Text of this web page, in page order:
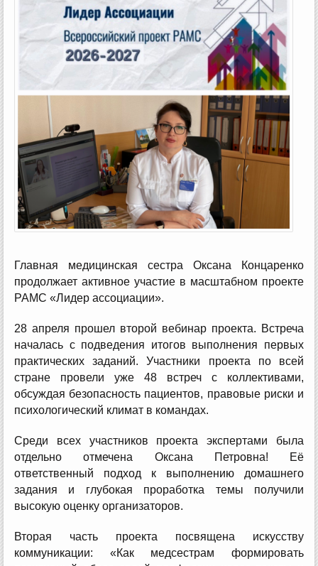
Главная медицинская сестра Оксана Концаренко
продолжает активное участие в масштабном проекте
РАМС «Лидер ассоциации».
28 апреля прошел второй вебинар проекта. Встреча
началась с подведения итогов выполнения первых
практических заданий. Участники проекта по всей
стране провели уже 48 встреч с коллективами,
обсуждая безопасность пациентов, правовые риски и
психологический климат в командах.
Среди всех участников проекта экспертами была
отдельно отмечена Оксана Петровна! Её
ответственный подход к выполнению домашнего
задания и глубокая проработка темы получили
высокую оценку организаторов.
Вторая часть проекта посвящена искусству
коммуникации: «Как медсестрам формировать